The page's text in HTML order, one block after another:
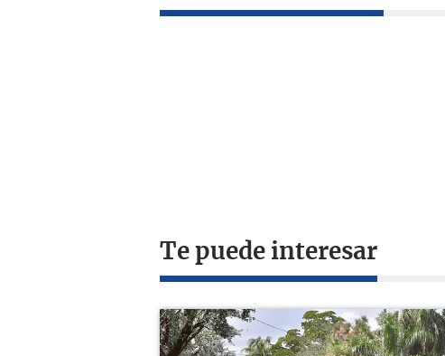
Te puede interesar